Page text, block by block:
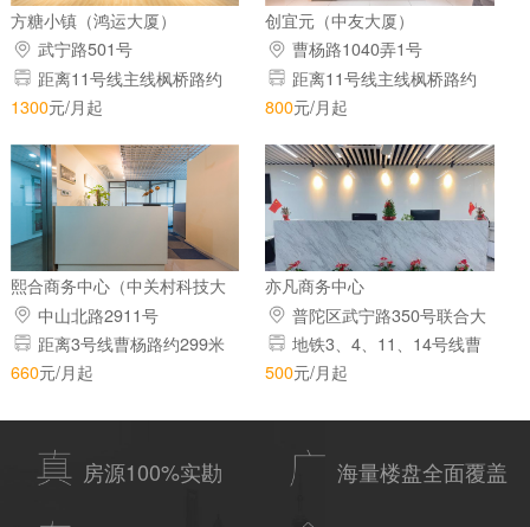
方糖小镇（鸿运大厦）
武宁路501号
距离11号线主线枫桥路约
498米
1300元/月起
创宜元（中友大厦）
曹杨路1040弄1号
距离11号线主线枫桥路约
397米
800元/月起
熙合商务中心（中关村科技大
厦）中山北路2911号
距离3号线曹杨路约299米
660元/月起
亦凡商务中心
普陀区武宁路350号联合大
厦24楼地铁3、4、11、14号线曹
杨路站
500元/月起
房源100%实勘 海量楼盘全面覆盖